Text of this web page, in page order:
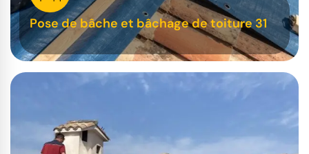
Pose de bâche et bâchage de toiture 31